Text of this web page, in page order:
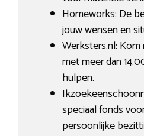
Homeworks: De
jouw wensen en
Werksters.nl:
met meer dan
hulpen.
speciaal fonds
persoonlijke